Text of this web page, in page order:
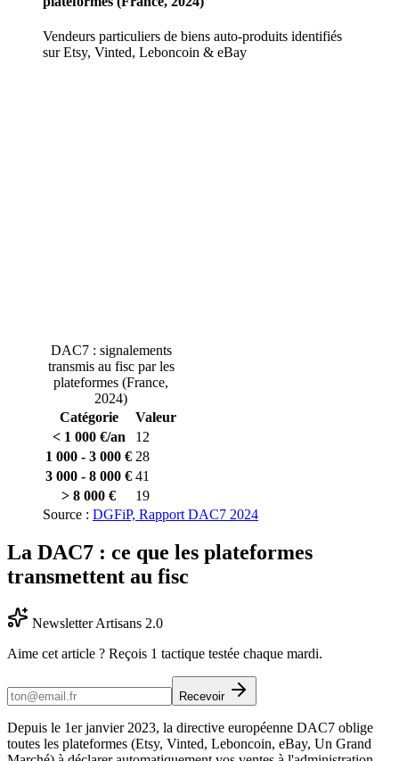
Vendeurs particuliers de biens auto-produits identifiés
sur Etsy, Vinted, Leboncoin & eBay
DAC7 : signalements
transmis au fisc par les
plateformes (France,
2024)
Catégorie
Valeur
< 1 000 €/an
12
1 000 - 3 000 € 28
3 000 - 8 000 € 41
> 8 000 €
19
Source : DGFiP, Rapport DAC7 2024
La DAC7 : ce que les plateformes
transmettent au fisc
Newsletter Artisans 2.0
Aime cet article ? Reçois 1 tactique testée chaque mardi.
Recevoir
Depuis le 1er janvier 2023, la directive européenne DAC7 oblige
toutes les plateformes (Etsy, Vinted, Leboncoin, eBay, Un Grand